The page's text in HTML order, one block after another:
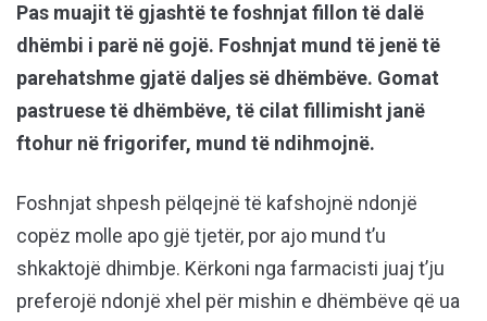
Pas muajit të gjashtë te foshnjat fillon të dalë
dhëmbi i parë në gojë. Foshnjat mund të jenë të
parehatshme gjatë daljes së dhëmbëve. Gomat
pastruese të dhëmbëve, të cilat fillimisht janë
ftohur në frigorifer, mund të ndihmojnë.
Foshnjat shpesh pëlqejnë të kafshojnë ndonjë
copëz molle apo gjë tjetër, por ajo mund t’u
shkaktojë dhimbje. Kërkoni nga farmacisti juaj t’ju
preferojë ndonjë xhel për mishin e dhëmbëve që ua